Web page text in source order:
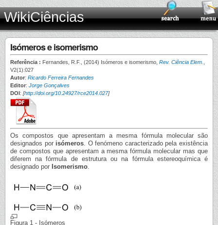
WikiCiências
Isómeros e isomerismo
Referência : Fernandes, R.F., (2014) Isómeros e isomerismo, Rev. Ciência Elem.
V2(1):027
Autor: Ricardo Ferreira Fernandes
Editor: Jorge Gonçalves
DOI: [http://doi.org/10.24927/rce2014.027]
Os compostos que apresentam a mesma fórmula molecular são
designados por isómeros. O fenómeno caracterizado pela existência
de compostos que apresentam a mesma fórmula molecular mas que
diferem na fórmula de estrutura ou na fórmula estereoquímica é
designado por Isomerismo.
Figura 1 - Isómeros